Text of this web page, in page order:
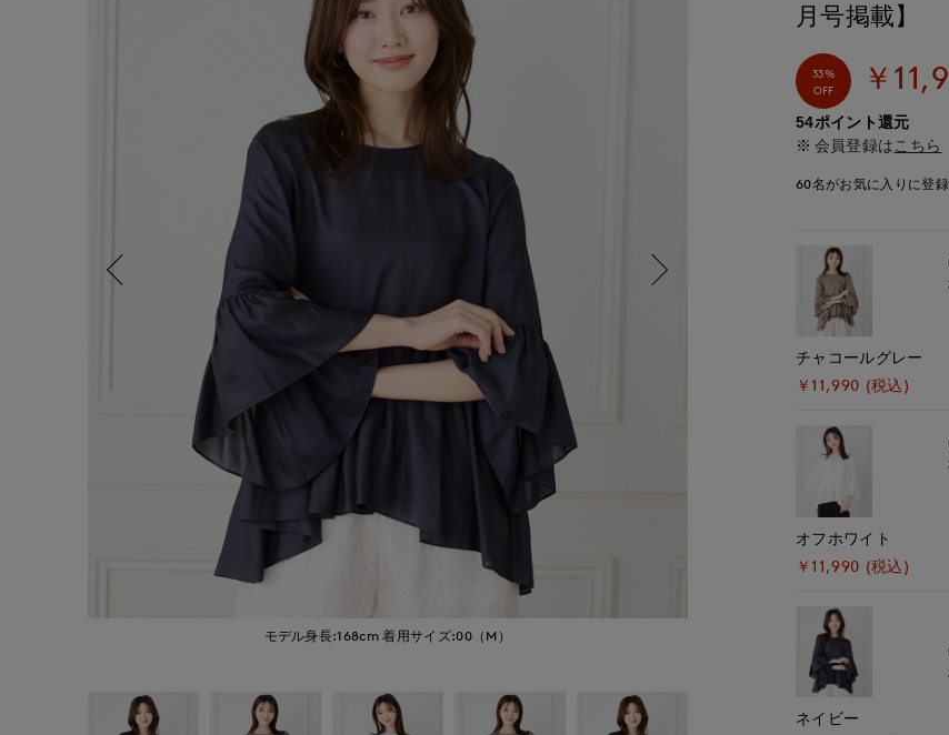
モデル身長:168cm 着用サイズ:00（M）
月号掲載】
33%
OFF
￥
54ポイント還元
会員登録はこちら
60名がお気に入りに登
チャコールグレー
￥11,990 (税込)
オフホワイト
￥11,990 (税込)
ネイビー